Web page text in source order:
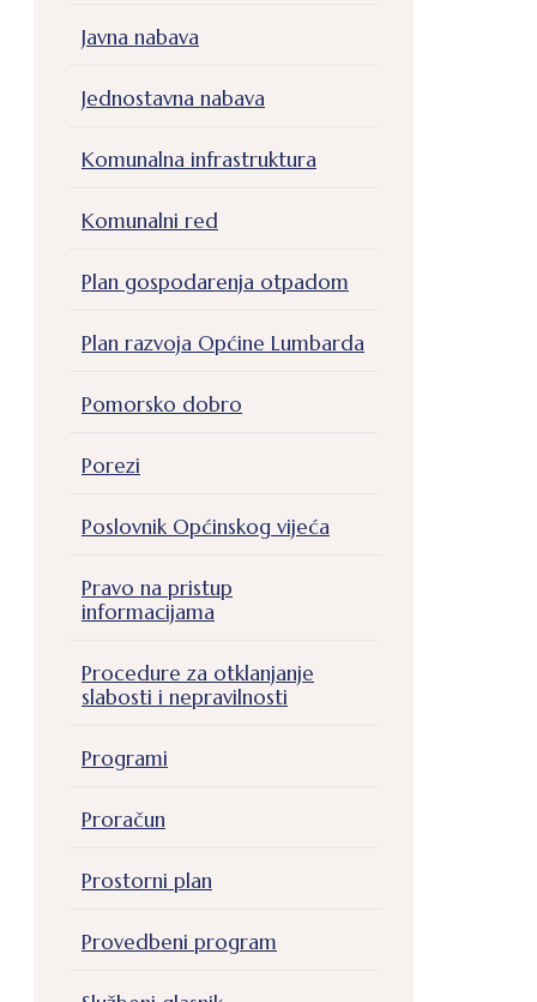
Javna nabava
Jednostavna nabava
Komunalna infrastruktura
Komunalni red
Plan gospodarenja otpadom
Plan razvoja Općine Lumbarda
Pomorsko dobro
Porezi
Poslovnik Općinskog vijeća
Pravo na pristup
informacijama
Procedure za otklanjanje
slabosti i nepravilnosti
Programi
Proračun
Prostorni plan
Provedbeni program